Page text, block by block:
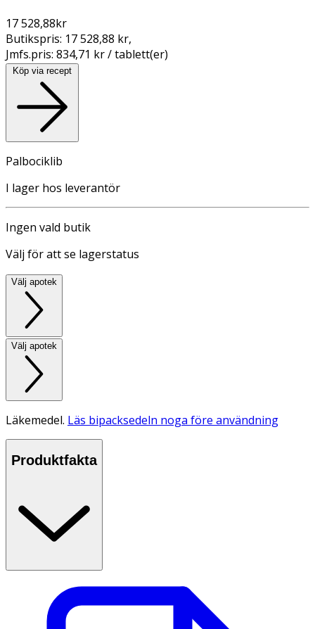
17 528,88kr
Butikspris: 17 528,88 kr,
Jmfs.pris: 834,71 kr / tablett(er)
Köp via recept
Palbociklib
I lager hos leverantör
Ingen vald butik
Välj för att se lagerstatus
Välj apotek
Välj apotek
Läkemedel. Läs bipacksedeln noga före användning
Produktfakta